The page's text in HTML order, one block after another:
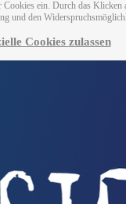
ein. Durch das
und den
Cookies zulassen